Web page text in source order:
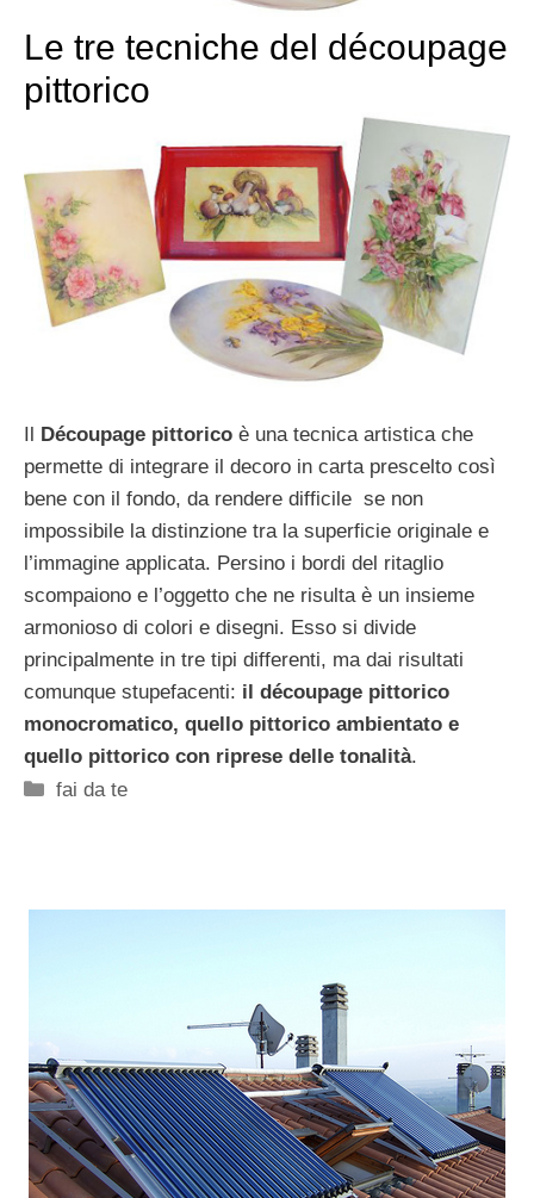
Le tre tecniche del découpage
pittorico
Il Découpage pittorico è una tecnica artistica che
permette di integrare il decoro in carta prescelto così
bene con il fondo, da rendere difficile se non
impossibile la distinzione tra la superficie originale e
l’immagine applicata. Persino i bordi del ritaglio
scompaiono e l’oggetto che ne risulta è un insieme
armonioso di colori e disegni. Esso si divide
principalmente in tre tipi differenti, ma dai risultati
comunque stupefacenti: il découpage pittorico
monocromatico, quello pittorico ambientato e
quello pittorico con riprese delle tonalità.
Categorie
fai da te